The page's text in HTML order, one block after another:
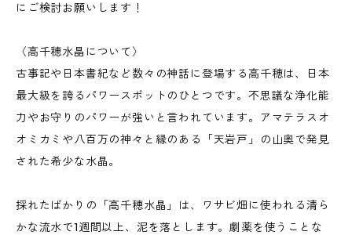
にご検討お願いします！
〈高千穂水晶について〉
古事記や日本書紀など数々の神話に登場する高千穂は、日本
最大級を誇るパワースポットのひとつです。不思議な浄化能
力やお守りのパワーが強いと言われています。アマテラスオ
オミカミや八百万の神々と縁のある「天岩戸」の山奥で発見
された希少な水晶。
採れたばかりの「高千穂水晶」は、ワサビ畑に使われる清ら
かな流水で1週間以上、泥を落とします。劇薬を使うことな